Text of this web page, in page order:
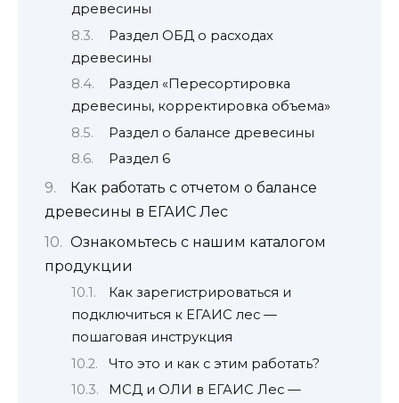
древесины
Раздел ОБД о расходах
древесины
Раздел «Пересортировка
древесины, корректировка объема»
Раздел о балансе древесины
Раздел 6
Как работать с отчетом о балансе
древесины в ЕГАИС Лес
Ознакомьтесь с нашим каталогом
продукции
Как зарегистрироваться и
подключиться к ЕГАИС лес —
пошаговая инструкция
Что это и как с этим работать?
МСД и ОЛИ в ЕГАИС Лес —